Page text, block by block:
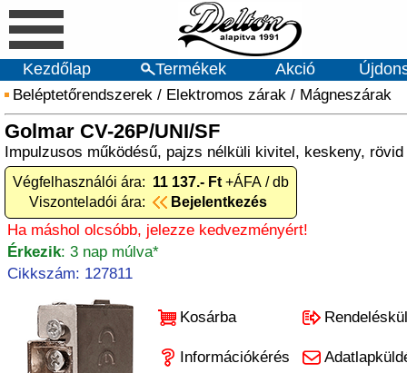
Kezdőlap Termékek Akció
Beléptetőrendszerek / Elektromos zárak / Mágneszárak
Golmar CV-26P/UNI/SF
Impulzusos működésű, pajzs nélküli kivitel, keskeny,
Végfelhasználói ára: 11 137.- Ft +ÁFA / db
Viszonteladói ára:
Bejelentkezés
Ha máshol olcsóbb, jelezze kedvezményért!
Érkezik: 3 nap múlva*
Cikkszám: 127811
Kosárba
Információkérés